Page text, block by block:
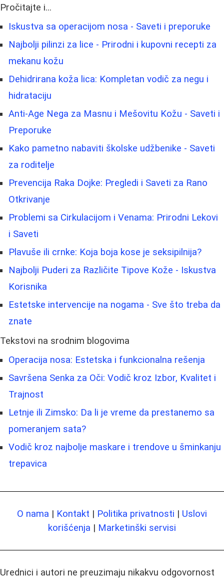
Pročitajte i...
Iskustva sa operacijom nosa - Saveti i preporuke
Najbolji pilinzi za lice - Prirodni i kupovni recepti za
mekanu kožu
Dehidrirana koža lica: Kompletan vodič za negu i
hidrataciju
Anti-Age Nega za Masnu i Mešovitu Kožu - Saveti i
Preporuke
Kako pametno nabaviti školske udžbenike - Saveti
za roditelje
Prevencija Raka Dojke: Pregledi i Saveti za Rano
Otkrivanje
Problemi sa Cirkulacijom i Venama: Prirodni Lekovi
i Saveti
Plavuše ili crnke: Koja boja kose je seksipilnija?
Najbolji Puderi za Različite Tipove Kože - Iskustva
Korisnika
Estetske intervencije na nogama - Sve što treba da
znate
Tekstovi na srodnim blogovima
Operacija nosa: Estetska i funkcionalna rešenja
Savršena Senka za Oči: Vodič kroz Izbor, Kvalitet i
Trajnost
Letnje ili Zimsko: Da li je vreme da prestanemo sa
pomeranjem sata?
Vodič kroz najbolje maskare i trendove u šminkanju
trepavica
O nama | Kontakt | Politika privatnosti | Uslovi
korišćenja | Marketinški servisi
Urednici i autori ne preuzimaju nikakvu odgovornost